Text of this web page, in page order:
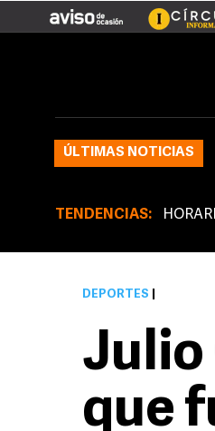
ÚLTIMAS NOTICIAS
TENDENCIAS:
DEPORTES
Julio
que